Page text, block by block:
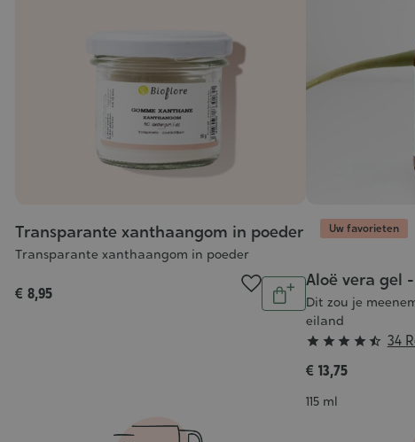
Transparante xanthaangom in poeder
Transparante xanthaangom in poeder
€ 8,95 Aantal
In
winkelwagen
Uw favorieten
Aloë vera gel
Dit zou je
eiland
Grade
     34
€ 13,75
Inhoud
115 ml